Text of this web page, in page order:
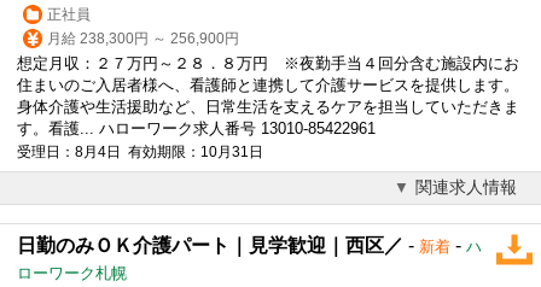
正社員
月給 238,300円 ～ 256,900円
想定月収：２７万円～２８．８万円 ※夜勤手当４回分含む施設内にお
住まいのご入居者様へ、看護師と連携して介護サービスを提供します。
身体介護や生活援助など、日常生活を支えるケアを担当していただきま
す。看護... ハローワーク求人番号 13010-85422961
受理日：8月4日 有効期限：10月31日
関連求人情報
日勤のみＯＫ介護パート｜見学歓迎｜西区／ - 新着 - ハ
ローワーク札幌